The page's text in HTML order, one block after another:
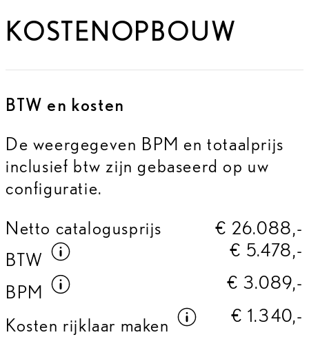
KOSTENOPBOUW
BTW en kosten
De weergegeven BPM en totaalprijs
inclusief btw zijn gebaseerd op uw
configuratie.
Netto catalogusprijs
€ 26.088,-
BTW
Meer informatie overBTW
€ 5.478,-
BPM
Meer informatie overBPM
€ 3.089,-
Kosten rijklaar maken
Meer€ 1.340,-